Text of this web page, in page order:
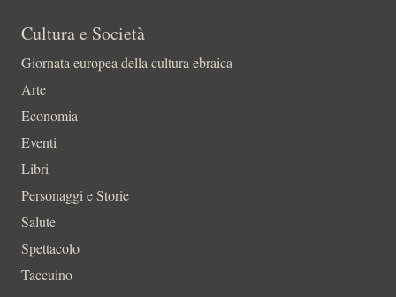
Cultura e Società
Giornata europea della cultura ebraica
Arte
Economia
Eventi
Libri
Personaggi e Storie
Salute
Spettacolo
Taccuino